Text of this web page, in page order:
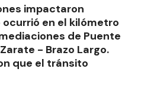
impactaron
en el kilómetro
de Puente
- Brazo Largo.
que el tránsito